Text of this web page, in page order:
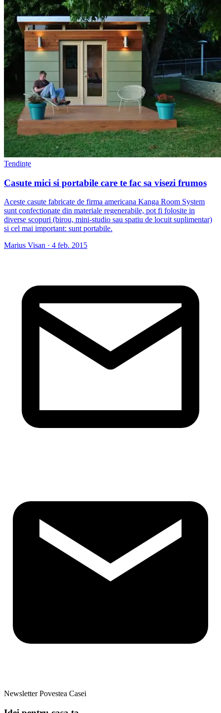
Tendințe
Casute mici si portabile care te fac sa visezi frumos
Aceste casute fabricate de firma americana Kanga Room System
sunt confectionate din materiale regenerabile, pot fi folosite in
diverse scopuri (birou, mini-studio sau spatiu de locuit suplimentar)
si cel mai important: sunt portabile.
Marius Visan · 4 feb. 2015
Newsletter Povestea Casei